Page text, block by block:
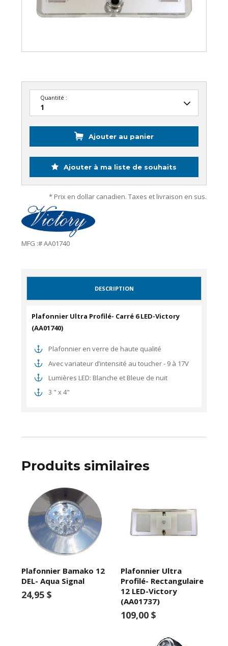
Quantité :
Ajouter au panier
Ajouter à ma liste de souhaits
* Prix en dollar canadien. Taxes et livraison en sus.
MFG :# AA01740
DESCRIPTION
Plafonnier Ultra Profilé- Carré 6 LED-Victory
(AA01740)
Plafonnier en verre de haute qualité
Avec variateur d’intensité au toucher - 9 à 17V
Lumières LED: Blanche et Bleue de nuit
3 " x 4"
Produits similaires
Plafonnier Bamako 12
DEL- Aqua Signal
24,95 $
Plafonnier Ultra
Profilé- Rectangulaire
12 LED-Victory
(AA01737)
109,00 $